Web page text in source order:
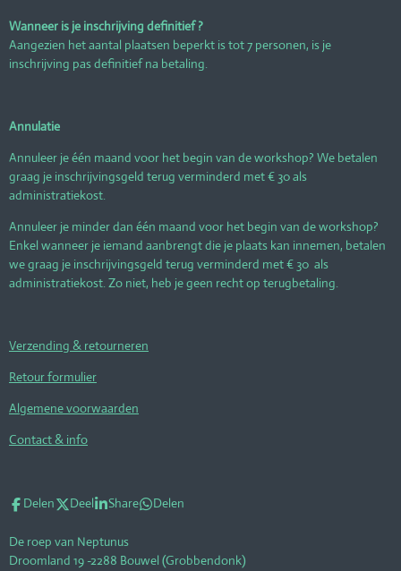
Wanneer is je inschrijving definitief ?
Aangezien het aantal plaatsen beperkt is tot 7 personen, is je
inschrijving pas definitief na betaling.
Annulatie
Annuleer je één maand voor het begin van de workshop? We betalen
graag je inschrijvingsgeld terug verminderd met € 30 als
administratiekost.
Annuleer je minder dan één maand voor het begin van de workshop?
Enkel wanneer je iemand aanbrengt die je plaats kan innemen, betalen
we graag je inschrijvingsgeld terug verminderd met € 30 als
administratiekost. Zo niet, heb je geen recht op terugbetaling.
Verzending & retourneren
Retour formulier
Algemene voorwaarden
Contact & info
Delen Deel Share Delen
De roep van Neptunus
Droomland 19 -2288 Bouwel (Grobbendonk)